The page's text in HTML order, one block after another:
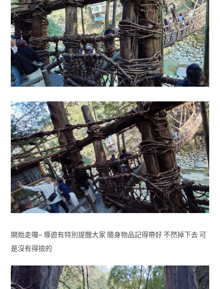
開始走囉~ 導遊有特別提醒大家 隨身物品記得帶好 不然掉下去 可
是沒有得撿的